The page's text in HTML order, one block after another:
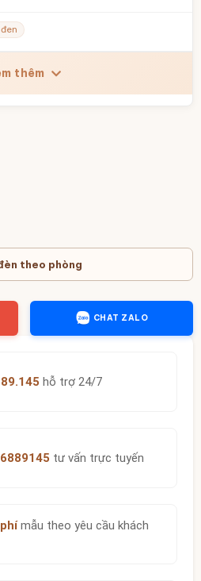
thêm
theo phòng
CHAT ZALO
hỗ trợ 24/7
tư vấn trực tuyến
mẫu theo yêu cầu khách